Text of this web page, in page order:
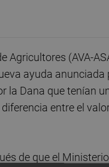
Agricultores (AVA-
ayuda
la Dana que tenían
entre el
de que el